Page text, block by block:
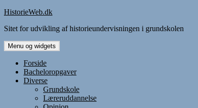
Hop
indhold
HistorieWeb.dk
Sitet for udvikling af historieundervisningen i grundskolen
Menu og widgets
Forside
Bacheloropgaver
Diverse
Grundskole
Læreruddannelse